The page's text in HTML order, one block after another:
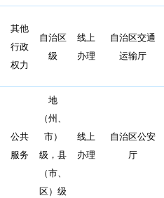
其他
行政
权力
自治区
级
线上
办理
自治区交通
运输厅
公共
服务
地
（州、
市）
级，县
（市、
区）级
线上
办理
自治区公安
厅